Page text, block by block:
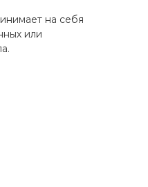
на себя
или